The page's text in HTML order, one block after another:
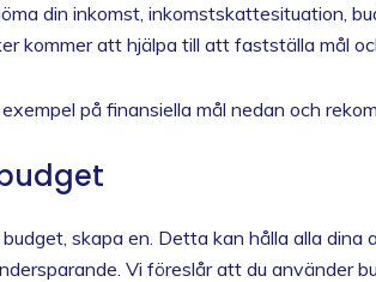
din inkomst, inkomstskattesituation,
kommer att hjälpa till att fastställa mål
på finansiella mål nedan och
skapa en. Detta kan hålla alla
Vi föreslår att du använder